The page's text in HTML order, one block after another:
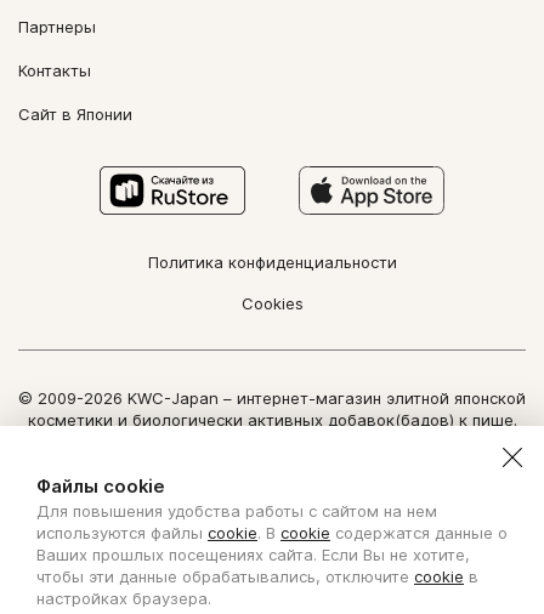
Партнеры
Контакты
Сайт в Японии
Политика конфиденциальности
Cookies
© 2009-2026 KWC-Japan – интернет-магазин элитной японской
косметики и биологически активных добавок(бадов) к пище.
Использование информации сайта возможно только по
Copyright Nozomi Direct 2011. All rights reserved. The use of the
information is possible only by written permit from Nozomi Direct.
Создано с ❤ в KISLOROD
Файлы cookie
Для повышения удобства работы с сайтом на нем
используются файлы cookie. В cookie содержатся данные о
Ваших прошлых посещениях сайта. Если Вы не хотите,
чтобы эти данные обрабатывались, отключите cookie в
настройках браузера.